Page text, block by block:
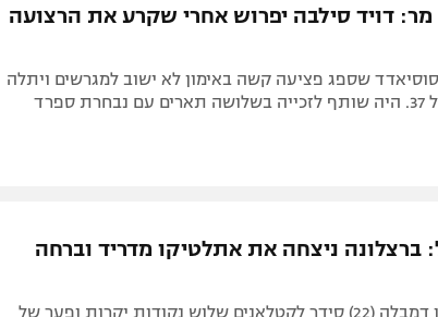
דויד סילבה יפרוש אחרי שקרע את הרצועה
שספג פציעה קשה באימון לא ישוב למגרשים ויתלה
ברצלונה ניצחה את אתלטיקו מדריד וברחה
שער של עוסמאן דמבלה (22) סידר לקטלאנים שלוש נקודות יקרות ופער של